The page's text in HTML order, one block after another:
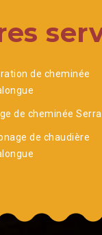
de cheminée
de cheminée
de chaudière